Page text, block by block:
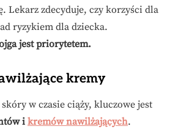
Lekarz zdecyduje, czy korzyści dla
ryzykiem dla dziecka.
jest priorytetem.
kremy
w czasie ciąży, kluczowe jest
i kremów nawilżających.